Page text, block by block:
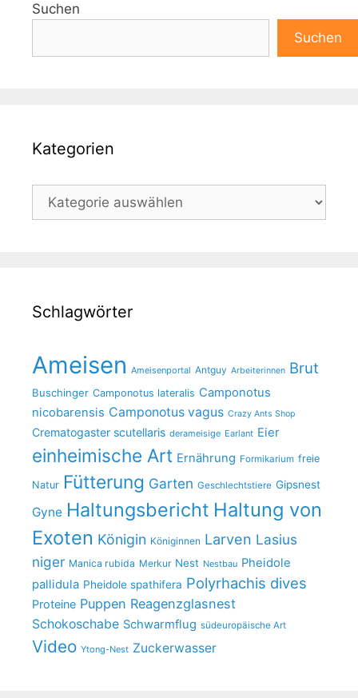
Suchen
Suchen
Kategorien
Kategorien
Schlagwörter
Ameisen Ameisenportal Antguy Arbeiterinnen Brut
Buschinger Camponotus lateralis Camponotus
nicobarensis Camponotus vagus Crazy Ants Shop
Crematogaster scutellaris derameisige Earlant Eier
einheimische Art Ernährung Formikarium freie
Natur Fütterung Garten Geschlechtstiere Gipsnest
Gyne Haltungsbericht Haltung von
Exoten Königin Königinnen Larven Lasius
niger Manica rubida Merkur Nest Nestbau Pheidole
pallidula Pheidole spathifera Polyrhachis dives
Proteine Puppen Reagenzglasnest
Schokoschabe Schwarmflug südeuropäische Art
Video Ytong-Nest Zuckerwasser